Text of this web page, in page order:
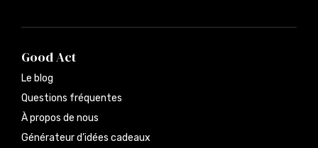
Good Act
Le blog
Questions fréquentes
À propos de nous
Générateur d’idées cadeaux